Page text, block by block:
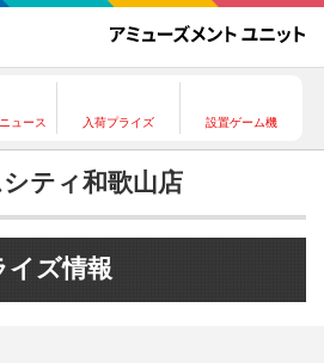
ュース 入荷プライズ 設置ゲーム機
ティ和歌山店
イズ情報